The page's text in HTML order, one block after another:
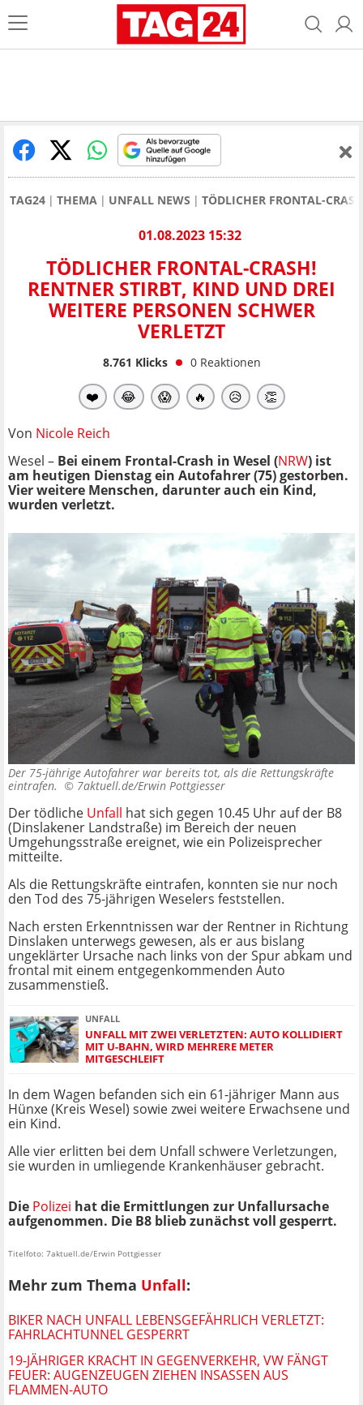
TAG24 THEMA UNFALL NEWS TÖDLICHER FRONTAL-
01.08.2023 15:32
TÖDLICHER FRONTAL-CRASH!
RENTNER STIRBT, KIND UND DREI
WEITERE PERSONEN SCHWER
VERLETZT
8.761 Klicks 0 Reaktionen
❤️ 😂 😱 🔥 😥 👏
Von Nicole Reich
Wesel – Bei einem Frontal-Crash in Wesel (NRW) ist
am heutigen Dienstag ein Autofahrer (75) gestorben.
Vier weitere Menschen, darunter auch ein Kind,
wurden verletzt.
Der 75-jährige Autofahrer war bereits tot, als die Rettungskräfte
eintrafen. © 7aktuell.de/Erwin Pottgiesser
Der tödliche Unfall hat sich gegen 10.45 Uhr auf der B8
(Dinslakener Landstraße) im Bereich der neuen
Umgehungsstraße ereignet, wie ein Polizeisprecher
mitteilte.
Als die Rettungskräfte eintrafen, konnten sie nur noch
den Tod des 75-jährigen Weselers feststellen.
Nach ersten Erkenntnissen war der Rentner in Richtung
Dinslaken unterwegs gewesen, als er aus bislang
ungeklärter Ursache nach links von der Spur abkam und
frontal mit einem entgegenkommenden Auto
zusammenstieß.
UNFALL
UNFALL MIT ZWEI VERLETZTEN: AUTO KOLLIDIERT
MIT U-BAHN, WIRD MEHRERE METER
MITGESCHLEIFT
In dem Wagen befanden sich ein 61-jähriger Mann aus
Hünxe (Kreis Wesel) sowie zwei weitere Erwachsene und
ein Kind.
Alle vier erlitten bei dem Unfall schwere Verletzungen,
sie wurden in umliegende Krankenhäuser gebracht.
Die Polizei hat die Ermittlungen zur Unfallursache
aufgenommen. Die B8 blieb zunächst voll gesperrt.
Titelfoto: 7aktuell.de/Erwin Pottgiesser
Mehr zum Thema Unfall:
BIKER NACH UNFALL LEBENSGEFÄHRLICH VERLETZT:
FAHRLACHTUNNEL GESPERRT
19-JÄHRIGER KRACHT IN GEGENVERKEHR, VW FÄNGT
FEUER: AUGENZEUGEN ZIEHEN INSASSEN AUS
FLAMMEN-AUTO